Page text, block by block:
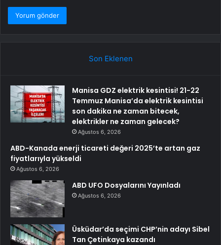
Son Eklenen
Manisa GDZ elektrik kesintisi! 21-22
Temmuz Manisa’da elektrik kesintisi
son dakika ne zaman bitecek,
elektrikler ne zaman gelecek?
Ağustos 6, 2026
ABD-Kanada enerji ticareti değeri 2025’te artan gaz
fiyatlarıyla yükseldi
Ağustos 6, 2026
ABD UFO Dosyalarını Yayınladı
Ağustos 6, 2026
Üsküdar’da seçimi CHP’nin adayı Sibel
Tan Çetinkaya kazandı